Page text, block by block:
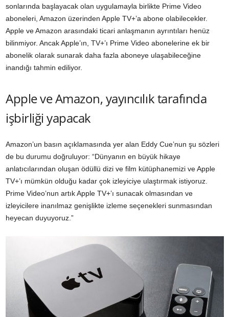
sonlarında başlayacak olan uygulamayla birlikte Prime Video
aboneleri, Amazon üzerinden Apple TV+’a abone olabilecekler.
Apple ve Amazon arasındaki ticari anlaşmanın ayrıntıları henüz
bilinmiyor. Ancak Apple’ın, TV+’ı Prime Video abonelerine ek bir
abonelik olarak sunarak daha fazla aboneye ulaşabileceğine
inandığı tahmin ediliyor.
Apple ve Amazon, yayıncılık tarafında
işbirliği yapacak
Amazon’un basın açıklamasında yer alan Eddy Cue’nun şu sözleri
de bu durumu doğruluyor: “Dünyanın en büyük hikaye
anlatıcılarından oluşan ödüllü dizi ve film kütüphanemizi ve Apple
TV+’ı mümkün olduğu kadar çok izleyiciye ulaştırmak istiyoruz.
Prime Video’nun artık Apple TV+’ı sunacak olmasından ve
izleyicilere inanılmaz genişlikte izleme seçenekleri sunmasından
heyecan duyuyoruz.”